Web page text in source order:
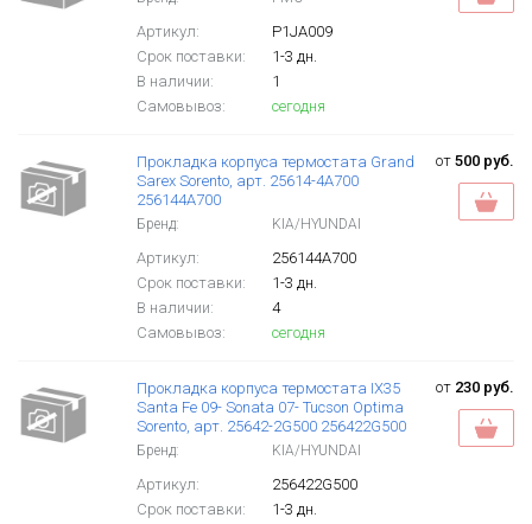
Артикул:
P1JA009
Срок поставки:
1-3 дн.
В наличии:
1
Самовывоз:
сегодня
Прокладка корпуса термостата Grand
Sarex Sorento, арт. 25614-4A700
256144A700
Бренд: KIA/HYUNDAI
Артикул:
256144A700
Срок поставки:
1-3 дн.
В наличии:
4
Самовывоз:
сегодня
от 500 руб.
Прокладка корпуса термостата IX35
Santa Fe 09- Sonata 07- Tucson Optima
Sorento, арт. 25642-2G500 256422G500
Бренд: KIA/HYUNDAI
Артикул:
256422G500
Срок поставки:
1-3 дн.
от 230 руб.